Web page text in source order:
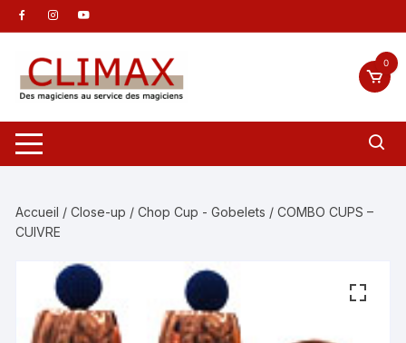
Aller
au
contenu
0
Accueil /Close-up /Chop Cup - Gobelets / COMBO CUPS –
CUIVRE